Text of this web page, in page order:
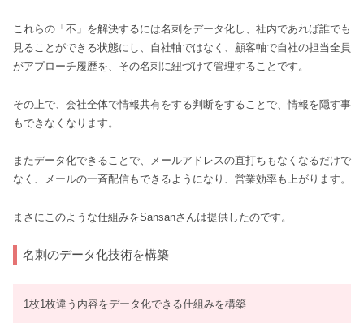
これらの「不」を解決するには名刺をデータ化し、社内であれば誰でも
見ることができる状態にし、自社軸ではなく、顧客軸で自社の担当全員
がアプローチ履歴を、その名刺に紐づけて管理することです。
その上で、会社全体で情報共有をする判断をすることで、情報を隠す事
もできなくなります。
またデータ化できることで、メールアドレスの直打ちもなくなるだけで
なく、メールの一斉配信もできるようになり、営業効率も上がります。
まさにこのような仕組みをSansanさんは提供したのです。
名刺のデータ化技術を構築
1枚1枚違う内容をデータ化できる仕組みを構築